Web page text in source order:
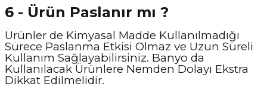
6 - Ürün Paslanır mı ?
Ürünler de Kimyasal Madde Kullanılmadığı
Sürece Paslanma Etkisi Olmaz ve Uzun Süreli
Kullanım Sağlayabilirsiniz. Banyo da
Kullanılacak Ürünlere Nemden Dolayı Ekstra
Dikkat Edilmelidir.